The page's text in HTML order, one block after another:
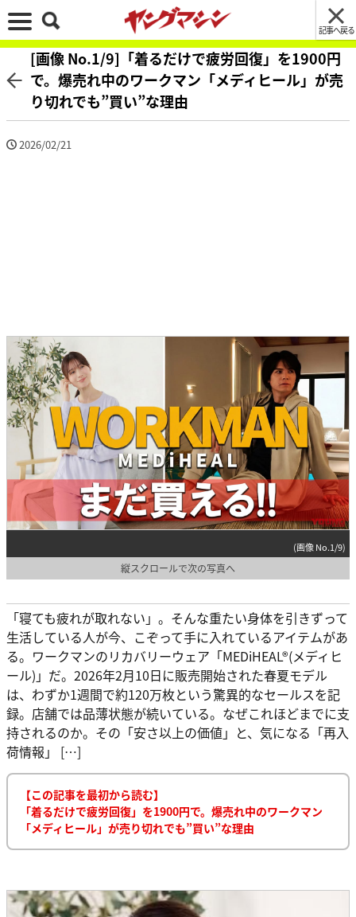
記事へ戻る
[画像 No.1/9]「着るだけで疲労回復」を1900円
で。爆売れ中のワークマン「メディヒール」が売
り切れでも”買い”な理由
2026/02/21
(画像 No.1/9)
縦スクロールで次の写真へ
「寝ても疲れが取れない」。そんな重たい身体を引きずって
生活している人が今、こぞって手に入れているアイテムがあ
る。ワークマンのリカバリーウェア「MEDiHEAL®(メディヒ
ール)」だ。2026年2月10日に販売開始された春夏モデル
は、わずか1週間で約120万枚という驚異的なセールスを記
録。店舗では品薄状態が続いている。なぜこれほどまでに支
持されるのか。その「安さ以上の価値」と、気になる「再入
荷情報」 […]
【この記事を最初から読む】
「着るだけで疲労回復」を1900円で。爆売れ中のワークマン
「メディヒール」が売り切れでも”買い”な理由